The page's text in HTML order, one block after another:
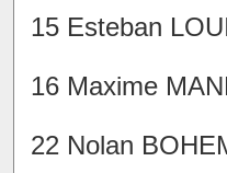
15 Esteban
16 Maxime
22 Nolan